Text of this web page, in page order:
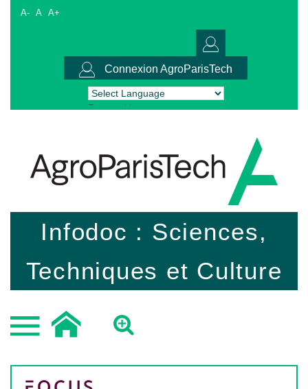
A- A A+
Connexion AgroParisTech
Powered by Translate
Infodoc : Sciences,
Techniques et Culture